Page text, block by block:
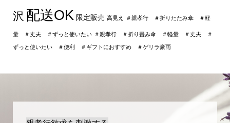
沢 配送OK 限定販売 高見え ＃親孝行 ＃折りたたみ傘 ＃軽
量 ＃丈夫 ＃ずっと使いたい ＃親孝行 ＃折り畳み傘 ＃軽量 ＃丈夫 ＃
ずっと使いたい ＃便利 ＃ギフトにおすすめ ＃ゲリラ豪雨